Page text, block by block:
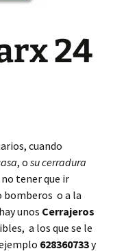
24
cuando
, o su cerradura
tener que ir
bomberos o a la
unos Cerrajeros
a los que se le
628360733y